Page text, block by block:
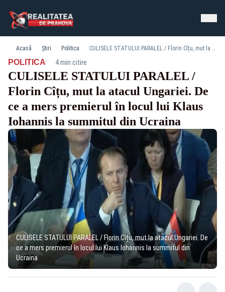
Acasă Știri Politica CULISELE STATULUI PARALEL / Florin Cîțu, mut la atacul Ungariei. De ce a mers premierul în locul lui Klaus Iohannis la summitul din Ucraina
POLITICA· 4 min citire
CULISELE STATULUI PARALEL /
Florin Cîțu, mut la atacul Ungariei. De
ce a mers premierul în locul lui Klaus
Iohannis la summitul din Ucraina
CULISELE STATULUI PARALEL / Florin Cîțu, mut la atacul Ungariei. De
ce a mers premierul în locul lui Klaus Iohannis la summitul din
Ucraina